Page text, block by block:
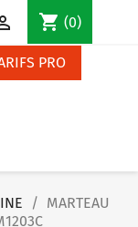
shopping_cart (0)
PRO
MARTEAU